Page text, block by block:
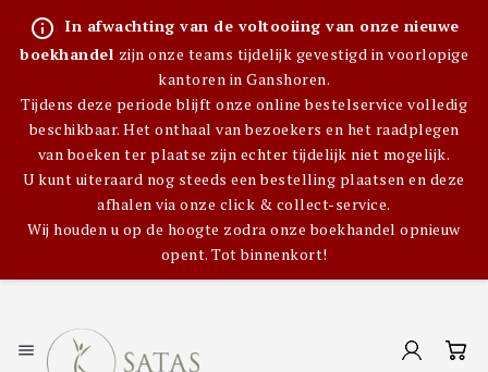
info_outline In afwachting van de voltooiing van onze nieuwe
boekhandel zijn onze teams tijdelijk gevestigd in voorlopige
kantoren in Ganshoren.
Tijdens deze periode blijft onze online bestelservice volledig
beschikbaar. Het onthaal van bezoekers en het raadplegen
van boeken ter plaatse zijn echter tijdelijk niet mogelijk.
U kunt uiteraard nog steeds een bestelling plaatsen en deze
afhalen via onze click & collect-service.
Wij houden u op de hoogte zodra onze boekhandel opnieuw
opent. Tot binnenkort!
